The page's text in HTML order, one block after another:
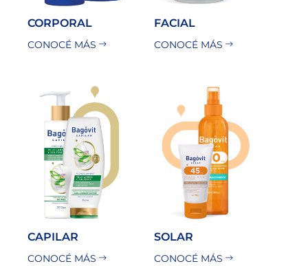
CORPORAL
CONOCÉ MÁS
FACIAL
CONOCÉ MÁS
CAPILAR
CONOCÉ MÁS
SOLAR
CONOCÉ MÁS